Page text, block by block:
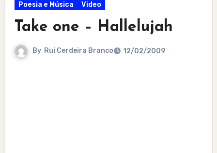
Poesia e Música Video
Take one – Hallelujah
By Rui Cerdeira Branco 12/02/2009